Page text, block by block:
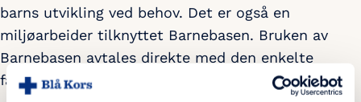
barns utvikling ved behov. Det er også en
miljøarbeider tilknyttet Barnebasen. Bruken av
Barnebasen avtales direkte med den enkelte
familie og barnevernstjeneste ved inntak.